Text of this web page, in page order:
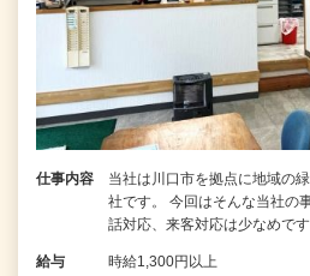
仕事内容
当社は川口市を拠点に地域の
社です。 今回はそんな当社の
話対応、来客対応は少なめで
給与 時給1,300円以上